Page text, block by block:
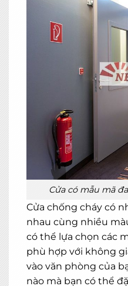
MIỄN PHÍ
ĐĂNG
Cửa có mẫu mã
Cửa chống cháy có
nhau cùng nhiều
có thể lựa chọn các
phù hợp với không
vào văn phòng của
nào mà bạn có thể